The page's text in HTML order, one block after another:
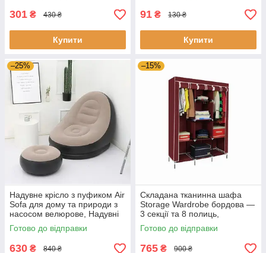
301 ₴ 430 ₴
Купити
91 ₴ 130 ₴
Купити
–25%
Надувне крісло з пуфиком Air
Sofa для дому та природи з
насосом велюрове, Надувні
крісла та пуфи
Готово до відправки
630 ₴ 840 ₴
–15%
Складана тканинна шафа
Storage Wardrobe бордова —
3 секції та 8 полиць,
мобільний органайзер для
одягу
Готово до відправки
765 ₴ 900 ₴